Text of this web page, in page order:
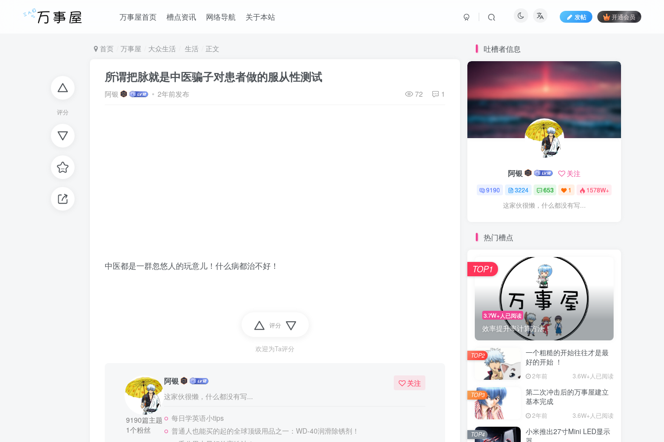
万事屋首页 槽点资讯 网络导航 关于本站 发帖 开通会员
评分
首页 万事屋 大众生活 生活 正文
所谓把脉就是中医骗子对患者做的服从性测试
阿银 2年前发布 72 1
中医都是一群忽悠人的玩意儿！什么病都治不好！
评分
欢迎为Ta评分
9190篇主题
1个粉丝
阿银
这家伙很懒，什么都没有写...
关注
每日学英语小tips
普通人也能买的起的全球顶级用品之一：WD-40润滑除锈剂！
吐槽者信息
阿银 关注
9190 3224 653 1 1578W+
这家伙很懒，什么都没有写...
热门槽点
3.7W+人已阅读
效率提升率计算方法！
TOP1
一个粗糙的开始往往才是最
好的开始 ！
2年前 3.6W+人已阅读
TOP2
第二次冲击后的万事屋建立
基本完成
2年前 3.6W+人已阅读
TOP3
小米推出27寸Mini LED显示
TOP4